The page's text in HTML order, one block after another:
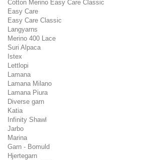
Cotton Merino Easy Care Classic
Easy Care
Easy Care Classic
Langyarns
Merino 400 Lace
Suri Alpaca
Istex
Lettlopi
Lamana
Lamana Milano
Lamana Piura
Diverse garn
Katia
Infinity Shawl
Jarbo
Marina
Garn - Bomuld
Hjertegarn